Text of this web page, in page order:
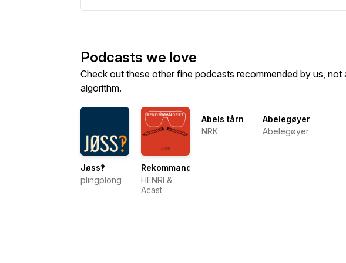
Podcasts we love
Check out these other fine podcasts recommended by us, not
algorithm.
Jøss‽
plingplong
Rekommandert
HENRI &
Acast
Abels tårn
NRK
Abelegøyer
Abelegøyer